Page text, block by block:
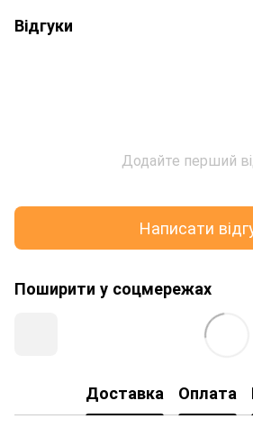
Відгуки
Додайте перший
Написати
Поширити у соцмережах
Доставка Оплата